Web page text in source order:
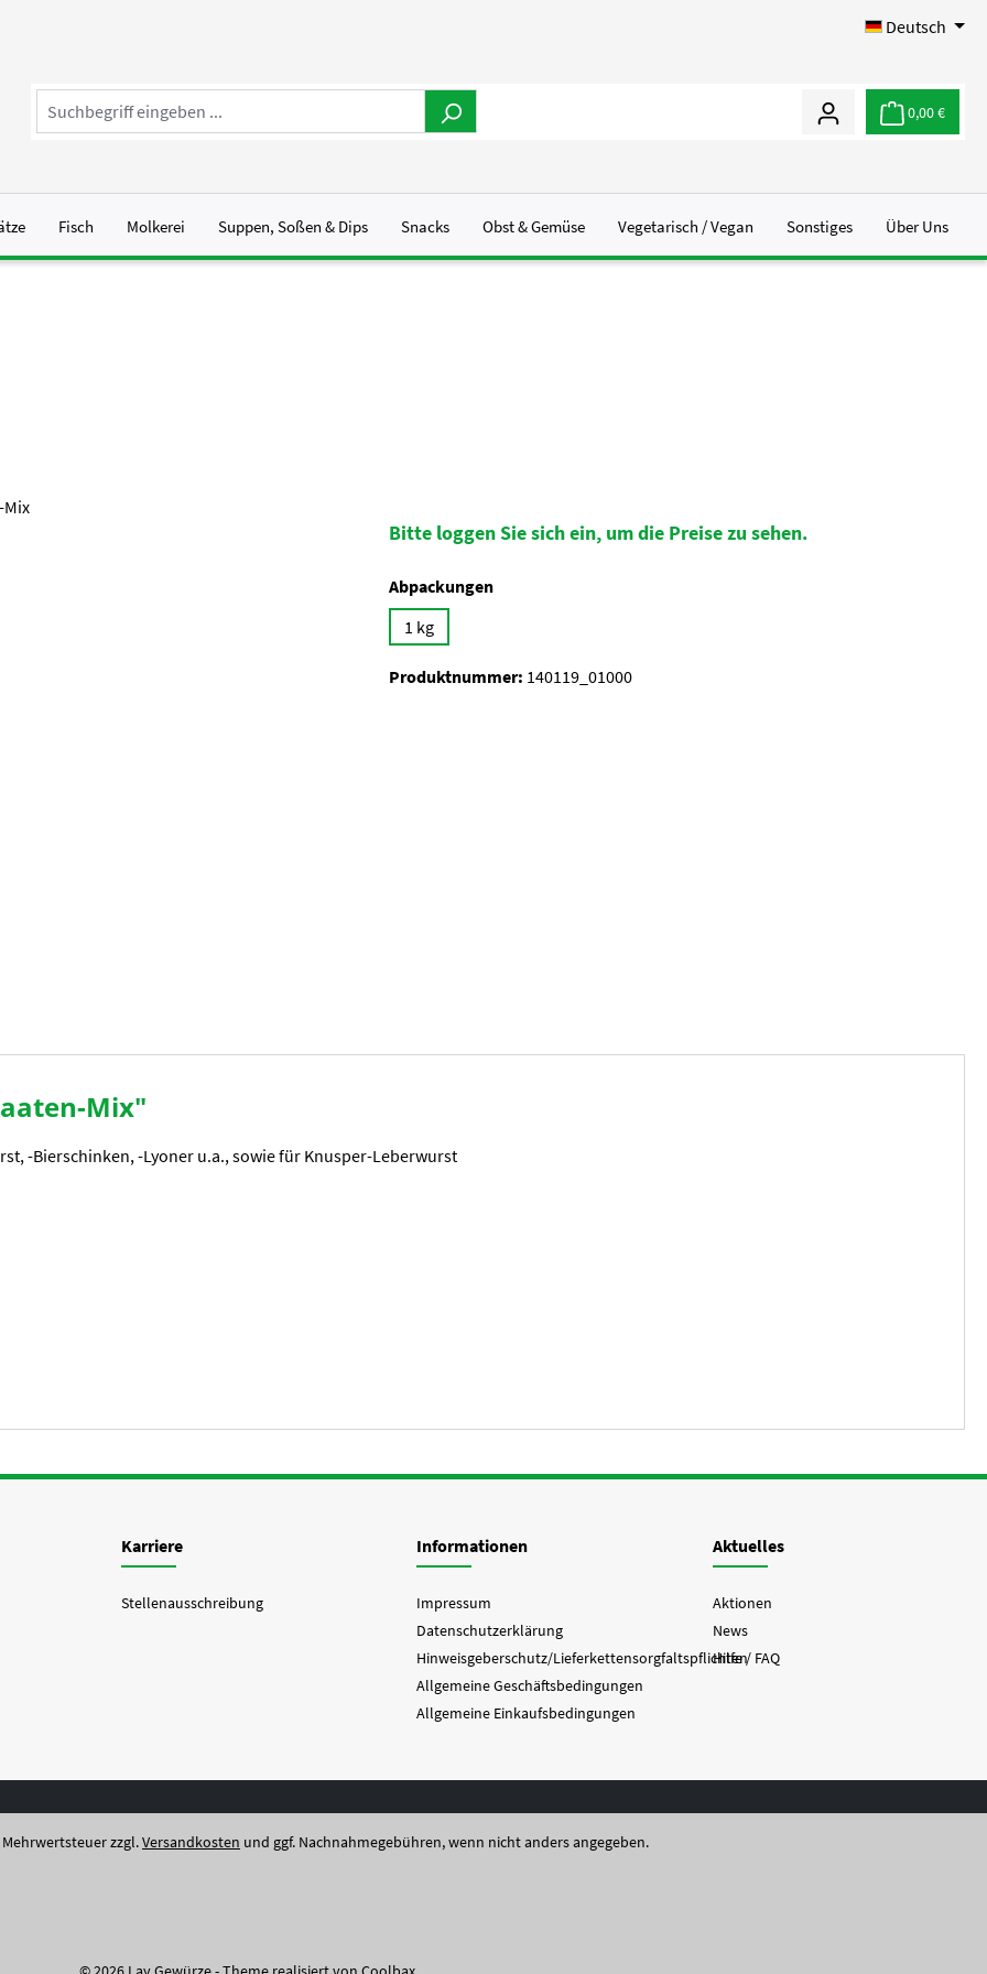
Deutsch
0,00 €
Fisch Molkerei Suppen, Soßen & Dips Snacks Obst & Gemüse Vegetarisch / Vegan Sonstiges Über Uns
Bitte loggen Sie sich ein, um die Preise zu sehen.
Abpackungenauswählen
1 kg
Produktnummer: 140119_01000
Mix"
-Bierschinken, -Lyoner u.a., sowie für Knusper-Leberwurst
Karriere
Stellenausschreibung
Informationen
Impressum
Datenschutzerklärung
Hinweisgeberschutz/Lieferkettensorgfaltspflichten
Allgemeine Geschäftsbedingungen
Allgemeine Einkaufsbedingungen
Aktuelles
Aktionen
News
Hilfe / FAQ
zzgl.Versandkosten und ggf. Nachnahmegebühren, wenn nicht anders angegeben.